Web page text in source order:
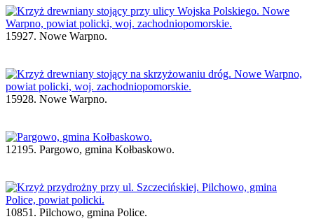
15927. Nowe Warpno.
15928. Nowe Warpno.
12195. Pargowo, gmina Kołbaskowo.
10851. Pilchowo, gmina Police.